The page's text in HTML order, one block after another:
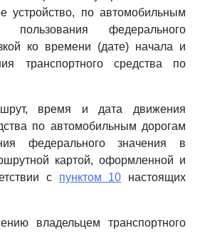
устройство, по автомобильным
федерального
ко времени (дате) начала и
транспортного средства по
время и дата движения
по автомобильным дорогам
федерального значения в
картой, оформленной и
с пунктом 10 настоящих
владельцем транспортного